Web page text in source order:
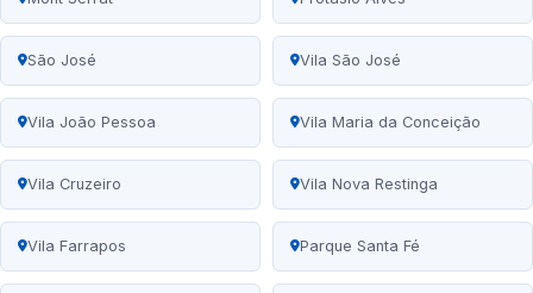
São José Vila São José
Vila João Pessoa Vila Maria da Conceição
Vila Cruzeiro Vila Nova Restinga
Vila Farrapos Parque Santa Fé